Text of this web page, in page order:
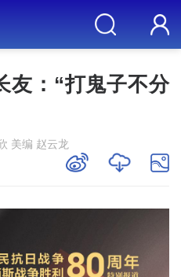
友：“打鬼子不分
美编 赵云龙